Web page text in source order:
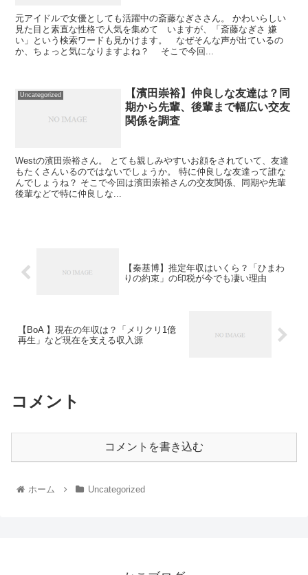
元アイドルで女優としても活躍中の斎藤なぎささん。 かわいらしい
見た目と素直な性格で人気を集めて いますが、「斎藤なぎさ 嫌
い」という検索ワードも見かけます。 なぜそんな声が出ているの
か、ちょっと気になりますよね？ そこで今回...
Uncategorized
【濱田崇裕】仲良しな友達は？同
期から先輩、後輩まで幅広い交友
関係を調査
Westの濱田崇裕さん。 とても親しみやすいお顔をされていて、友達
もたくさんいるのではないでしょうか。 特に仲良しな友達って誰な
んでしょうね？ そこで今回は濱田崇裕さんの交友関係、同期や先輩
後輩などで特に仲良しな...
【秦基博】推定年収はいくら？「ひまわ
りの約束」の印税が今でも凄い理由
【BoA 】現在の年収は？「メリクリ1億
再生」など現在を支える収入源
コメント
コメントを書き込む
ホーム Uncategorized